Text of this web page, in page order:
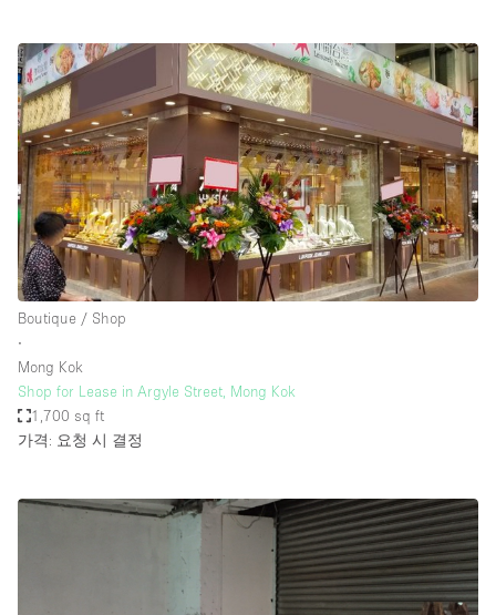
Boutique / Shop
∙
Mong Kok
Shop for Lease in Argyle Street, Mong Kok
1,700 sq ft
가격: 요청 시 결정